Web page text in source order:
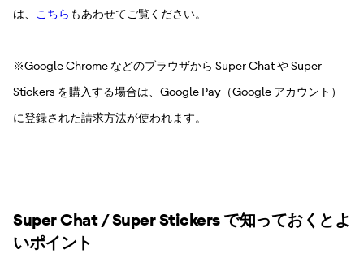
は、 こちら もあわせてご覧ください。
※Google Chrome などのブラウザから Super Chat や Super
Stickers を購入する場合は、Google Pay（Google アカウント）
に登録された請求方法が使われます。
Super Chat / Super Stickers で知っておくとよ
いポイント